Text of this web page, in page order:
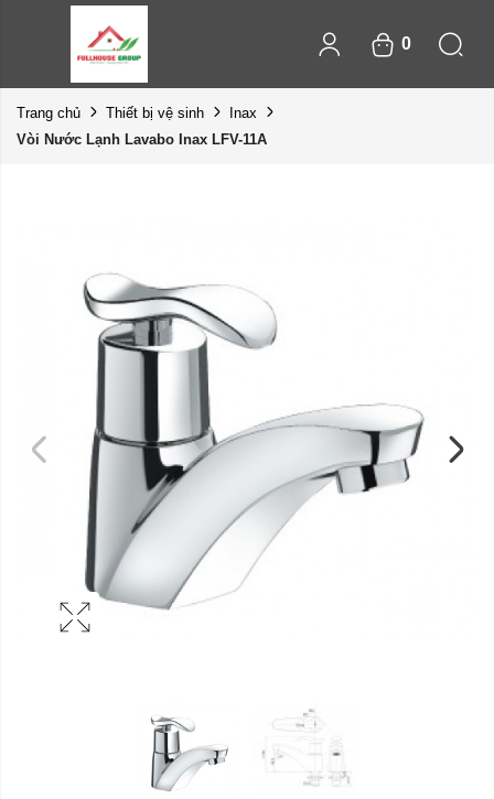
0
Trang chủ Thiết bị vệ sinh
Inax
Vòi Nước Lạnh Lavabo Inax LFV-11A